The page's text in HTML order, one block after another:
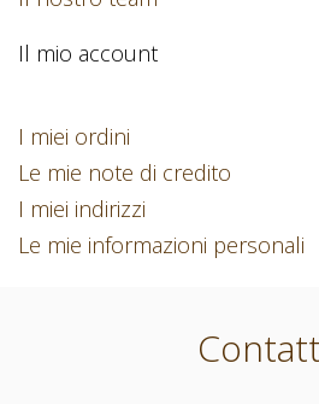
Il mio account
I miei ordini
Le mie note di credito
I miei indirizzi
Le mie informazioni personali